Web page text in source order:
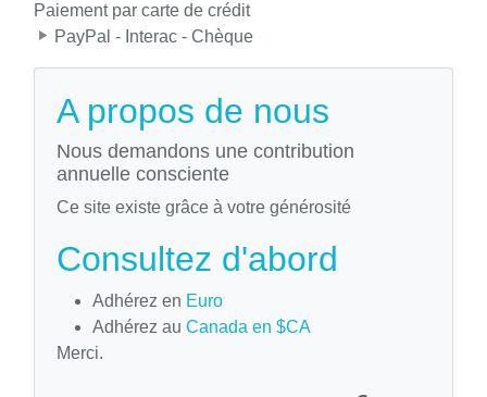
Paiement par carte de crédit
PayPal - Interac - Chèque
A propos de nous
Nous demandons une contribution
annuelle consciente
Ce site existe grâce à votre générosité
Consultez d'abord
Adhérez en Euro
Adhérez au Canada en $CA
Merci.